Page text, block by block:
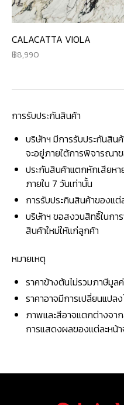
CALACATTA VIOLA
8,990
การรับประกันสินค้า
บริษัทฯ มีการรับประกันสิน
จะอยู่ภายใต้การพิจารณา
ประกันสินค้าแตกหักเสียห
ภายใน 7 วันเท่านั้น
การรับประกินสินค้าของแ
บริษัทฯ ขอสงวนสิทธิ์ในก
สินค้าใหม่ให้แก่ลูกค้า
หมายเหตุ
ราคาข้างต้นไม่รวมภาษีมูล
ราคาอาจมีการเปลี่ยนแปล
ภาพและสีอาจแตกต่างจา
การแสดงผลของแต่ละหน้